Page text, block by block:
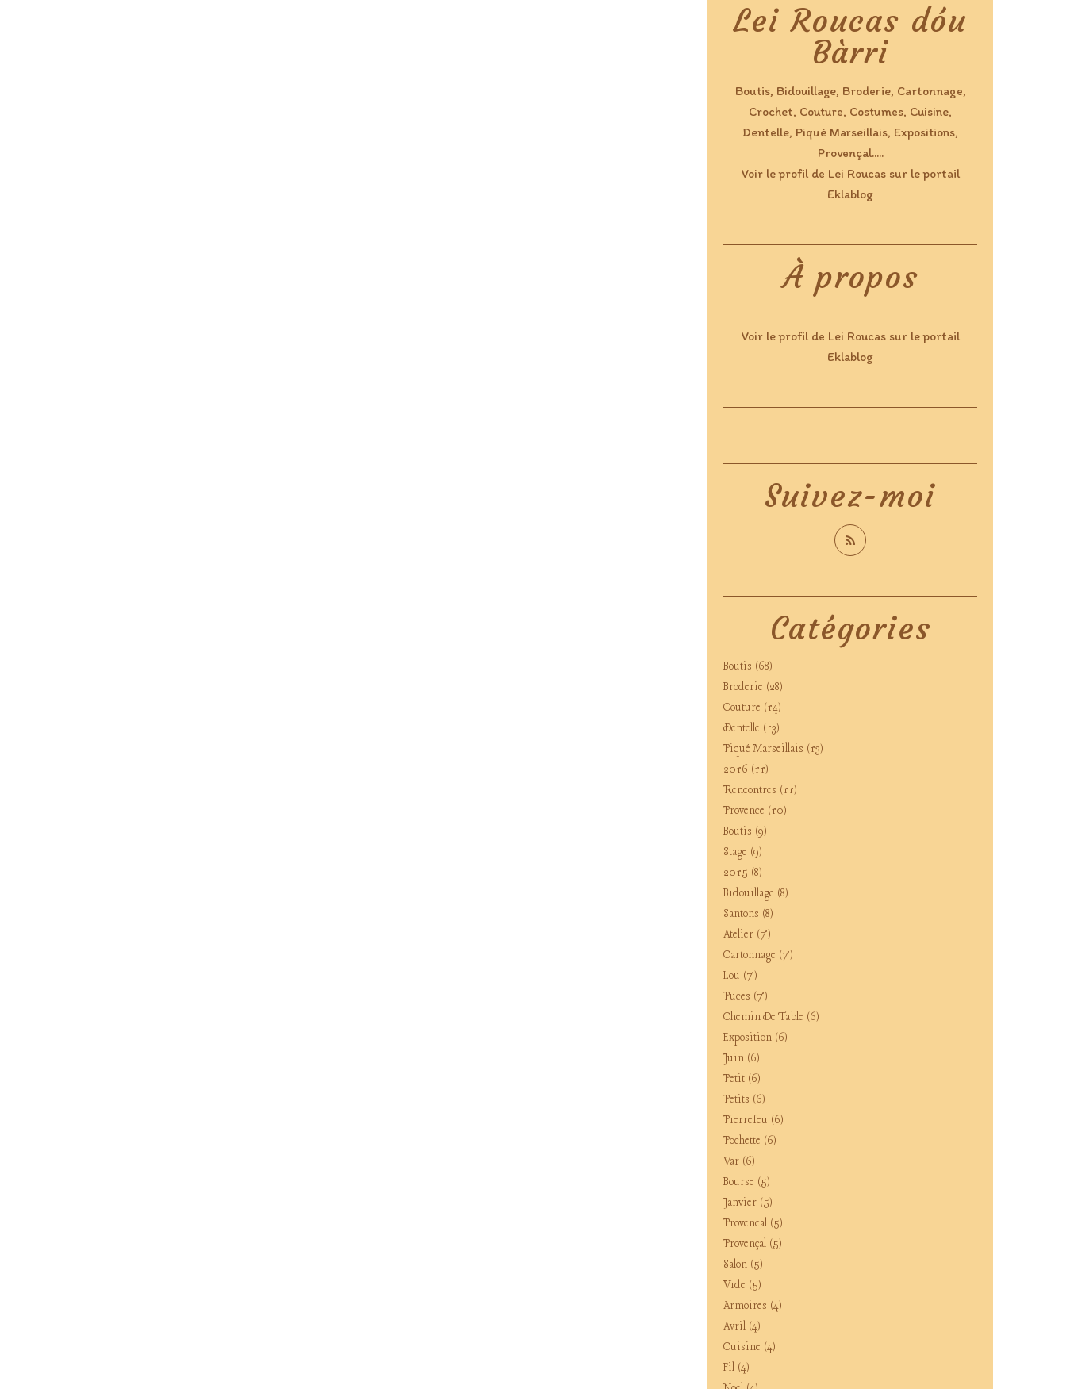
Catégories
Boutis (68)
Broderie (28)
Couture (14)
Dentelle (13)
Piqué Marseillais (13)
2016 (11)
Rencontres (11)
Provence (10)
Boutis (9)
Stage (9)
2015 (8)
Bidouillage (8)
Santons (8)
Atelier (7)
Cartonnage (7)
Lou (7)
Puces (7)
Chemin De Table (6)
Exposition (6)
Juin (6)
Petit (6)
Petits (6)
Pierrefeu (6)
Pochette (6)
Var (6)
Bourse (5)
Janvier (5)
Provencal (5)
Provençal (5)
Salon (5)
Vide (5)
Armoires (4)
Avril (4)
Cuisine (4)
Fil (4)
Lei Roucas dóu
Bàrri
Boutis, Bidouillage, Broderie, Cartonnage,
Crochet, Couture, Costumes, Cuisine,
Dentelle, Piqué Marseillais, Expositions,
Provençal.....
Voir le profil de Lei Roucassur le portail
Eklablog
Suivez-moi
À propos
Voir le profil de Lei Roucassur le portail
Eklablog